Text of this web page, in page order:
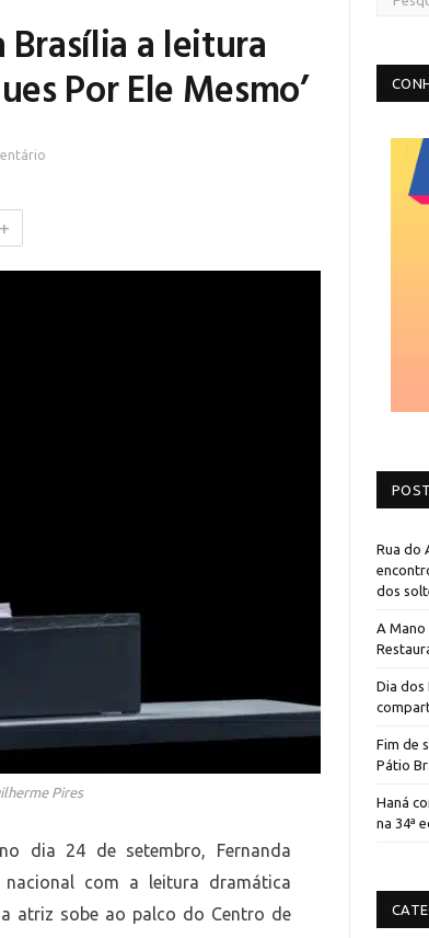
a leitura
Por Ele Mesmo’
+
Pires
dia 24 de setembro, Fernanda
com a leitura dramática
atriz sobe ao palco do Centro de
Rua do
dos
A Mano
Dia dos
Fim de
Pátio
Haná
na 34ª